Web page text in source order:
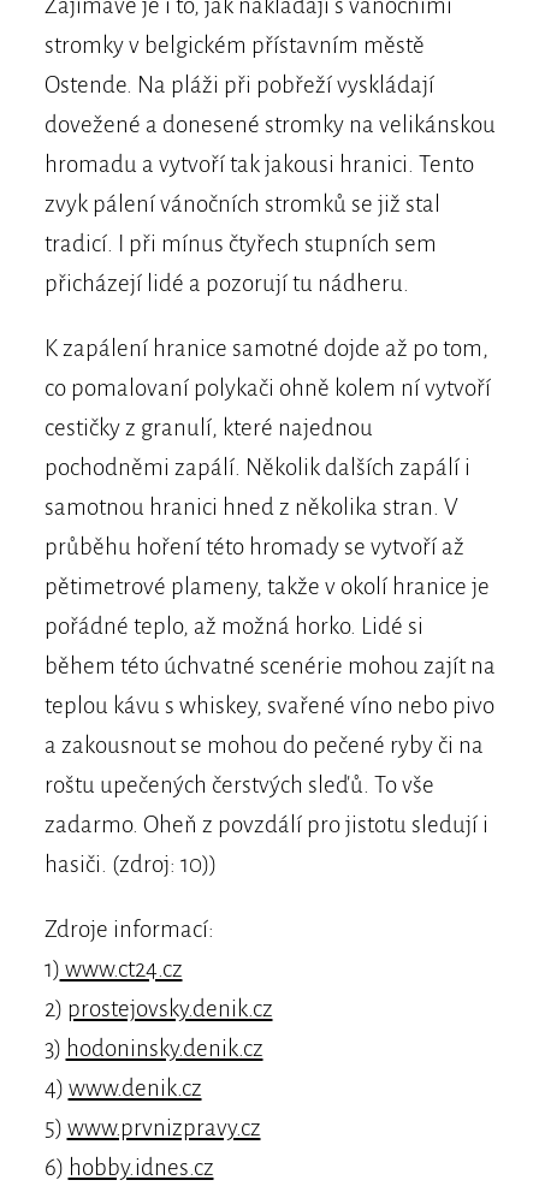
Zajímavé je i to, jak nakládají s vánočními
stromky v belgickém přístavním městě
Ostende. Na pláži při pobřeží vyskládají
dovežené a donesené stromky na velikánskou
hromadu a vytvoří tak jakousi hranici. Tento
zvyk pálení vánočních stromků se již stal
tradicí. I při mínus čtyřech stupních sem
přicházejí lidé a pozorují tu nádheru.
K zapálení hranice samotné dojde až po tom,
co pomalovaní polykači ohně kolem ní vytvoří
cestičky z granulí, které najednou
pochodněmi zapálí. Několik dalších zapálí i
samotnou hranici hned z několika stran. V
průběhu hoření této hromady se vytvoří až
pětimetrové plameny, takže v okolí hranice je
pořádné teplo, až možná horko. Lidé si
během této úchvatné scenérie mohou zajít na
teplou kávu s whiskey, svařené víno nebo pivo
a zakousnout se mohou do pečené ryby či na
roštu upečených čerstvých sleďů. To vše
zadarmo. Oheň z povzdálí pro jistotu sledují i
hasiči. (zdroj: 10))
Zdroje informací:
1) www.ct24.cz
2) prostejovsky.denik.cz
3) hodoninsky.denik.cz
4) www.denik.cz
5) www.prvnizpravy.cz
6) hobby.idnes.cz